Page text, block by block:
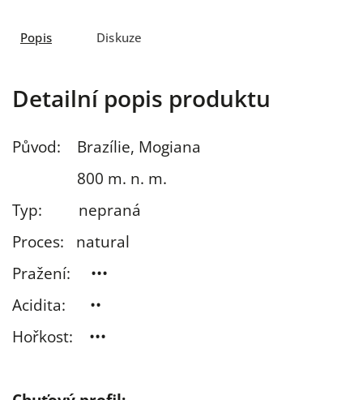
Popis Diskuze
Detailní popis produktu
Původ: Brazílie, Mogiana
800 m. n. m.
Typ: nepraná
Proces:
natural
Pražení: •••
Acidita: ••
Hořkost: •••